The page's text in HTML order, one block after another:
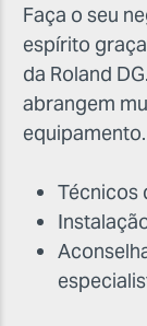
Faça o seu
espírito
da Roland
abrangem
equipamento.
Técnicos